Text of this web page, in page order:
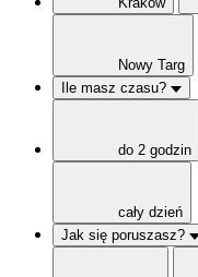
Nowy Targ
Ile masz czasu?
do 2 godzin
cały dzień
Jak się poruszasz?